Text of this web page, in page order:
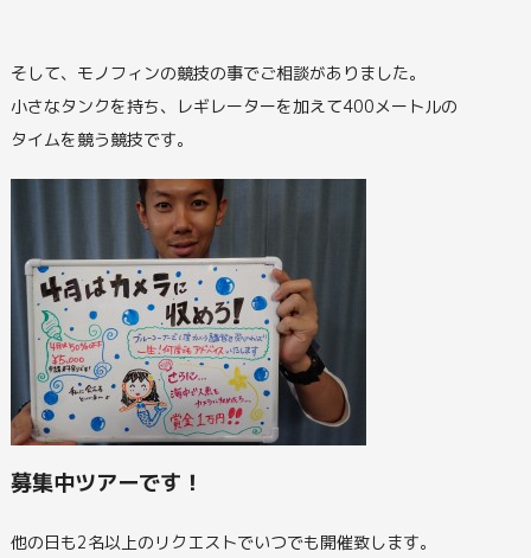
そして、モノフィンの競技の事でご相談がありました。
小さなタンクを持ち、レギレーターを加えて400メートルの
タイムを競う競技です。
募集中ツアーです！
他の日も2名以上のリクエストでいつでも開催致します。